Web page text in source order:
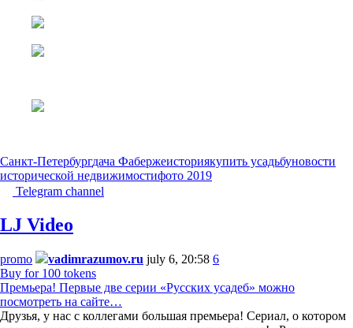
Санкт-Петербургдача Фабержеисториякупить усадьбуновости
исторической недвижимостифото 2019
Telegram channel
LJ Video
promo vadimrazumov.ru july 6, 20:58 6
Buy for 100 tokens
Премьера! Первые две серии «Русских усадеб» можно
посмотреть на сайте…
Друзья, у нас с коллегами большая премьера! Сериал, о котором